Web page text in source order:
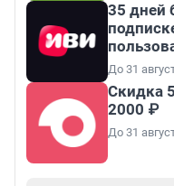
35 дней
До 31
Скидка
2000 ₽
До 31